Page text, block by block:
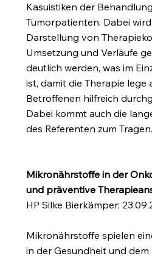
Kasuistiken der
Tumorpatienten. Dabei
Darstellung von
Umsetzung und Verläufe
deutlich werden, was im
ist, damit die Therapie lege
Betroffenen hilfreich
Dabei kommt auch die
des Referenten zum Tragen.
Mikronährstoffe in der
und präventive
HP Silke Bierkämper;
Mikronährstoffe spielen
in der Gesundheit und